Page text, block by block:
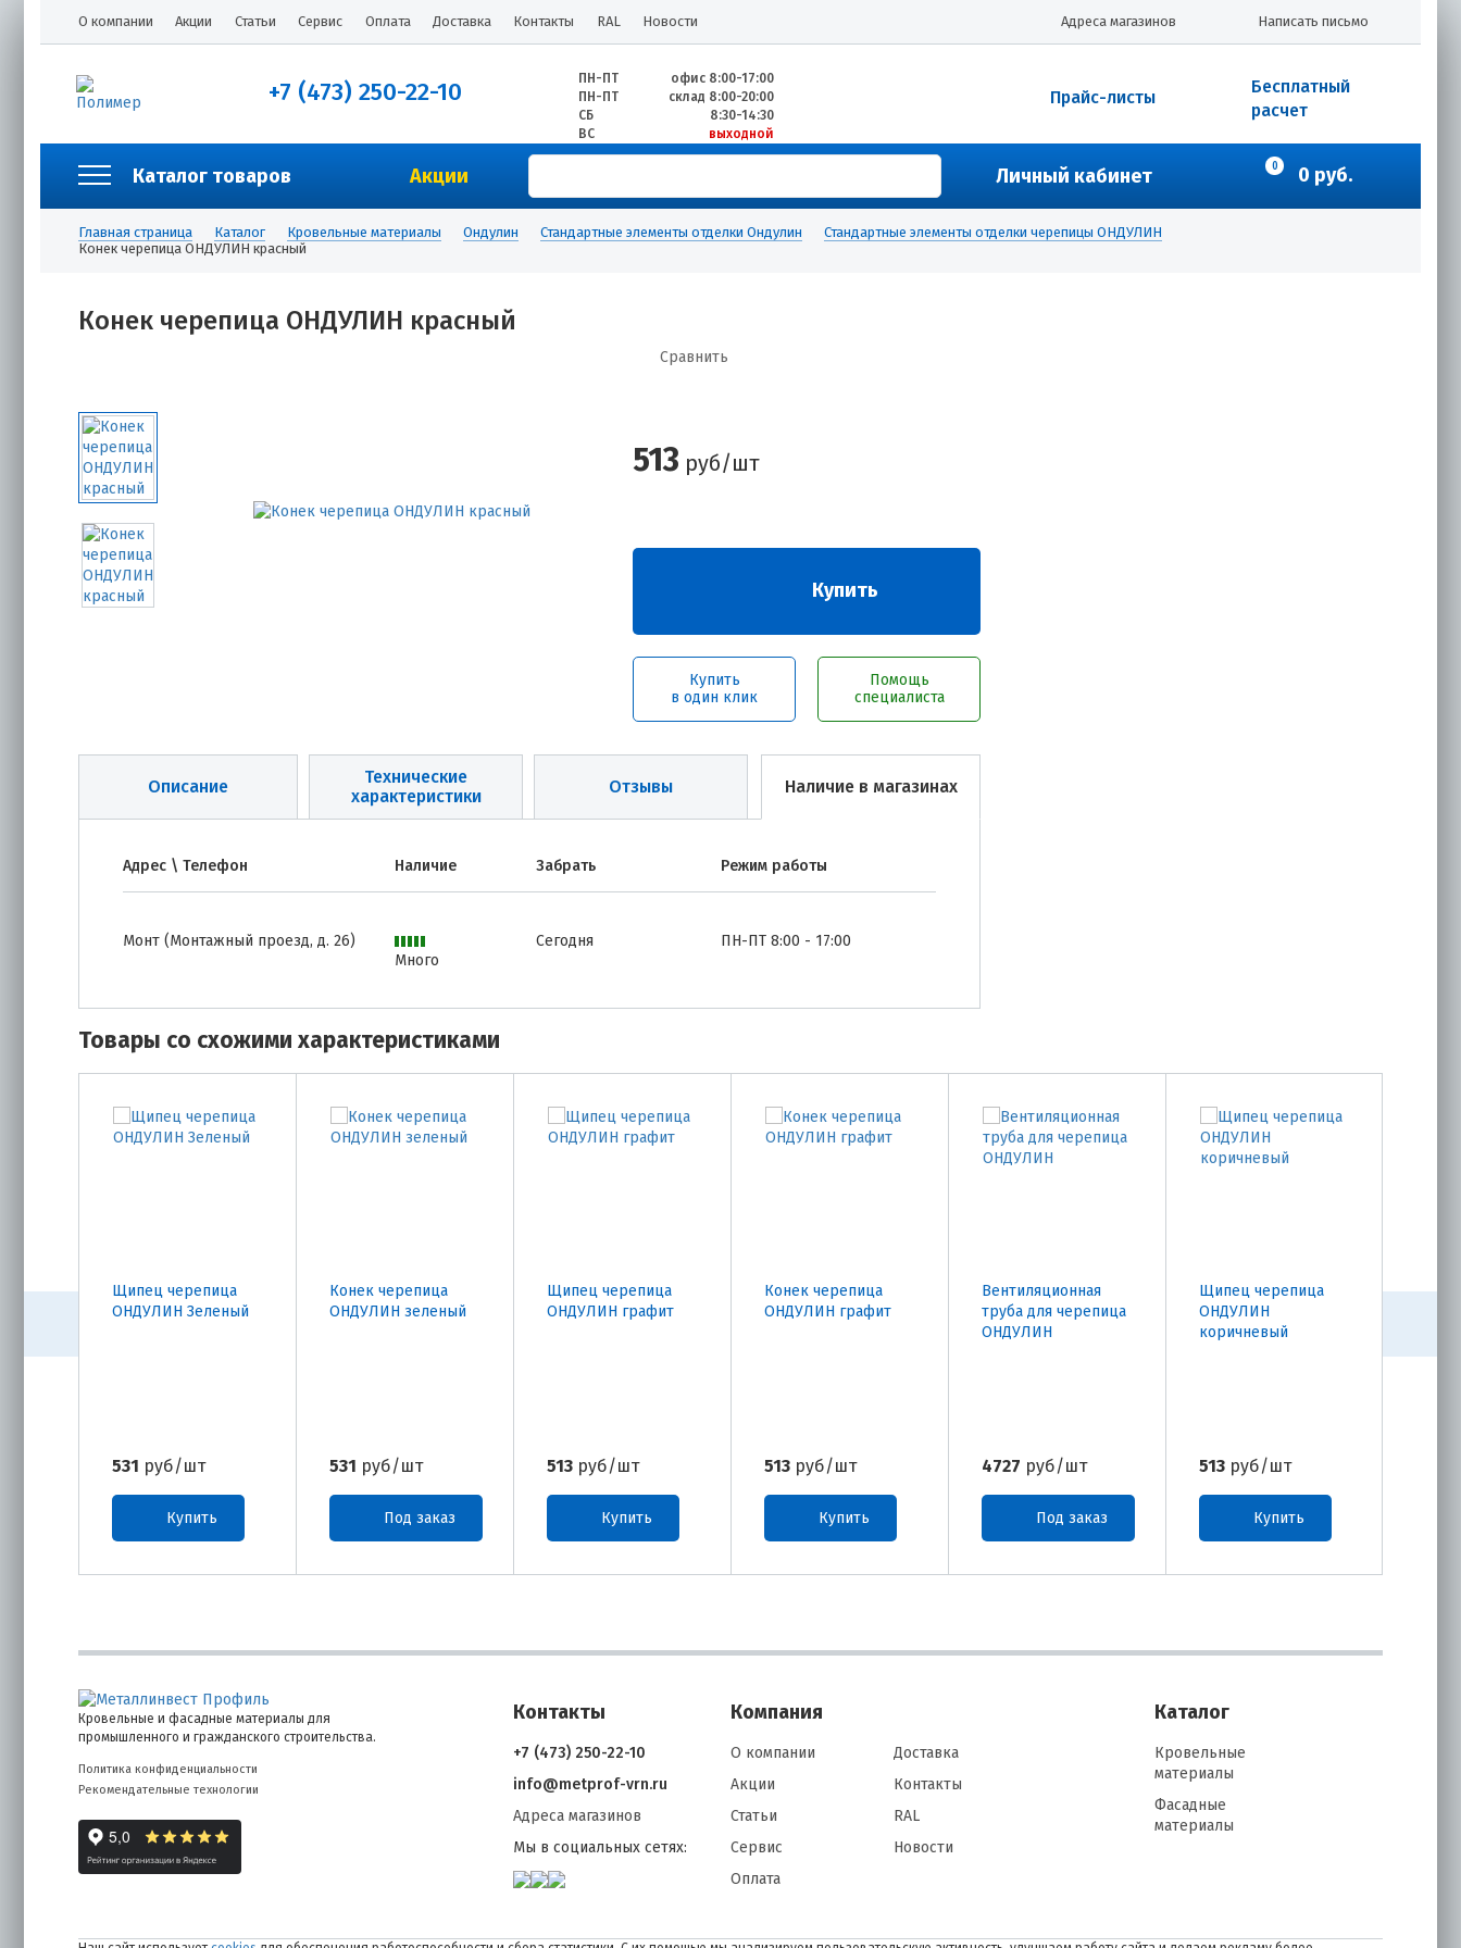
О компании Акции Статьи Сервис Оплата Доставка Контакты RAL Новости Написать письмо
Адреса магазинов
+7 (473) 250-22-10 ПН-ПТ
офис 8:00-17:00
ПН-ПТ
склад 8:00-20:00
СБ
8:30-14:30
ВС
выходной
Бесплатный
расчет
Прайс-листы
Каталог товаров Акции Личный кабинет 0 0 руб.
Главная страница Каталог Кровельные материалы Ондулин Стандартные элементы отделки Ондулин
Стандартные элементы отделки черепицы ОНДУЛИН
Конек черепица ОНДУЛИН красный
Конек черепица ОНДУЛИН красный
Сравнить
513 руб/шт
Купить
Купить
в один клик
Помощь
специалиста
Описание
Технические
характеристики
Отзывы Наличие в магазинах
Адрес \ Телефон Наличие Забрать Режим работы
Монт (Монтажный проезд, д. 26)
Много
Сегодня ПН-ПТ 8:00 - 17:00
Товары со схожими характеристиками
Щипец черепица
ОНДУЛИН Зеленый
531 руб/шт
Купить
Конек черепица
ОНДУЛИН зеленый
531 руб/шт
Под заказ
Щипец черепица
ОНДУЛИН графит
513 руб/шт
Купить
Конек черепица
ОНДУЛИН графит
513 руб/шт
Купить
Вентиляционная
труба для черепица
ОНДУЛИН
4727 руб/шт
Под заказ
Щипец черепица
ОНДУЛИН
коричневый
513 руб/шт
Купить
Кровельные и фасадные материалы для
промышленного и гражданского строительства.
Политика конфиденциальности
Рекомендательные технологии
Контакты
+7 (473) 250-22-10
info@metprof-vrn.ru
Адреса магазинов
Мы в социальных сетях:
Компания
О компании
Акции
Статьи
Сервис
Оплата
Доставка
Контакты
RAL
Новости
Каталог
Кровельные
материалы
Фасадные
материалы